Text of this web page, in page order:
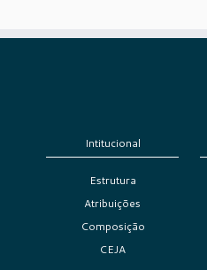
Intitucional
Estrutura
Atribuições
Composição
CEJA